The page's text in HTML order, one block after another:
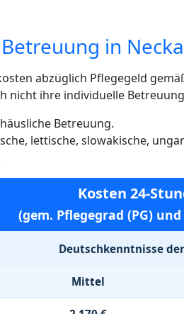
in
abzüglich Pflegegeld
nicht ihre individuelle
Betreuung.
lettische, slowakische,
Kosten 24-
(gem. Pflegegrad (PG)
Deutschkenntnisse
Mittel